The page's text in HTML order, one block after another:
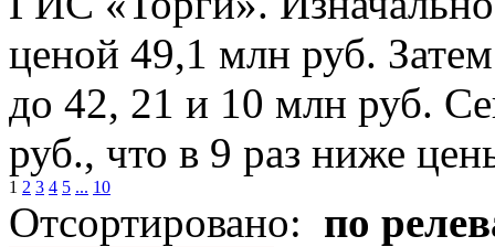
ценой 49,1 млн руб.
до 42, 21 и 10 млн руб.
руб., что в 9 раз ниже
1 2 3 4 5 ... 10
Отсортировано: по